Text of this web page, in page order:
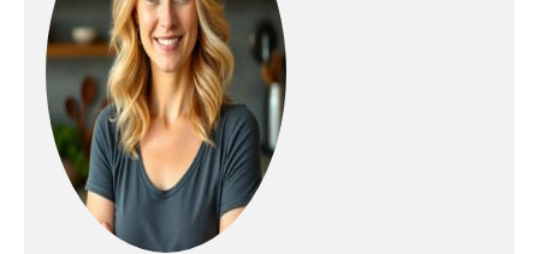
les petits ustensiles de
cuisine, il facilite le
rangement et le
nettoyage. La
technologie de séchage
Zeolith assure une
vaisselle parfaitement
sèche à chaque cycle.